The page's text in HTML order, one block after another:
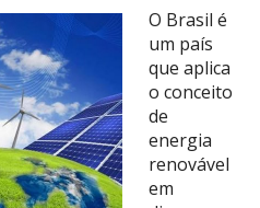
O Brasil é
um país
que aplica
o conceito
de
energia
renovável
em